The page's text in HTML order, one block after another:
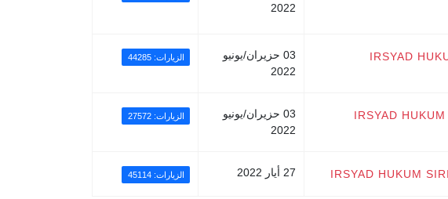
2022
IRSYAD
03 حزيران/يونيو
2022
الزيارات: 44285
IRSYAD
03 حزيران/يونيو
2022
الزيارات: 27572
IRSYAD HUKUM 27 أيار 2022 الزيارات: 45114